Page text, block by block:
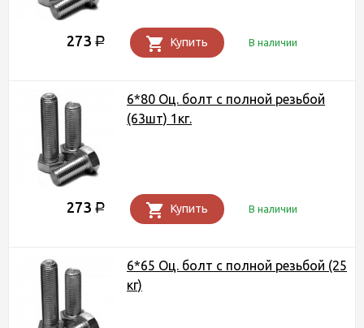
273 Р Купить В наличии
6*80 Оц. болт с полной резьбой
(63шт) 1кг.
273 Р Купить В наличии
6*65 Оц. болт с полной резьбой (25
кг)